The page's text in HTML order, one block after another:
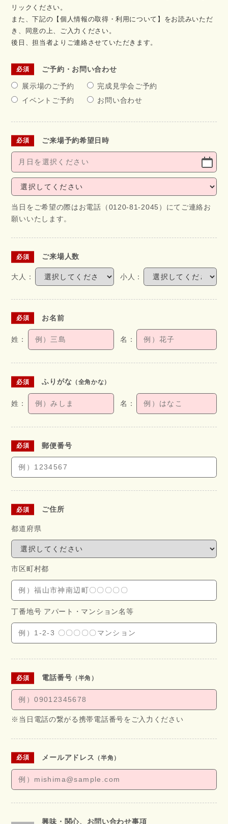
リックください。
また、下記の【個人情報の取得・利用について】をお読みいただ
き、同意の上、ご入力ください。
後日、担当者よりご連絡させていただきます。
ご予約・お問い合わせ
展示場のご予約
完成見学会ご予約
イベントご予約
お問い合わせ
ご来場予約希望日時
当日をご希望の際はお電話（0120-81-2045）にてご連絡お
願いいたします。
ご来場人数
お名前
ふりがな （全角かな）
郵便番号
ご住所
都道府県
市区町村都
丁番地号 アパート・ マンション名等
電話番号 （半角）
※当日電話の繋がる携帯電話番号をご入力ください
メールアドレス （半角）
興味・関心、お問い合わせ事項